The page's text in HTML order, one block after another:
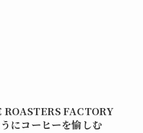
FACTORY
にコーヒーを愉しむ